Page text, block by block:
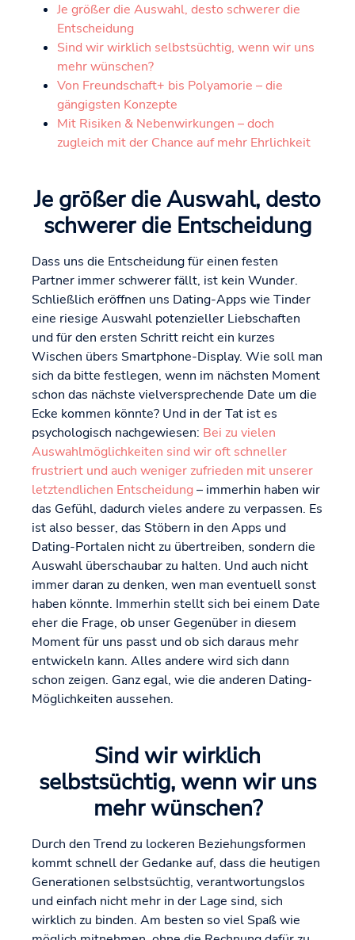
Je größer die Auswahl, desto schwerer die
Entscheidung
Sind wir wirklich selbstsüchtig, wenn wir uns
mehr wünschen?
Von Freundschaft+ bis Polyamorie – die
gängigsten Konzepte
Mit Risiken & Nebenwirkungen – doch
zugleich mit der Chance auf mehr Ehrlichkeit
Je größer die Auswahl, desto
schwerer die Entscheidung
Dass uns die Entscheidung für einen festen
Partner immer schwerer fällt, ist kein Wunder.
Schließlich eröffnen uns Dating-Apps wie Tinder
eine riesige Auswahl potenzieller Liebschaften
und für den ersten Schritt reicht ein kurzes
Wischen übers Smartphone-Display. Wie soll man
sich da bitte festlegen, wenn im nächsten Moment
schon das nächste vielversprechende Date um die
Ecke kommen könnte? Und in der Tat ist es
psychologisch nachgewiesen: Bei zu vielen
Auswahlmöglichkeiten sind wir oft schneller
frustriert und auch weniger zufrieden mit unserer
letztendlichen Entscheidung– immerhin haben wir
das Gefühl, dadurch vieles andere zu verpassen. Es
ist also besser, das Stöbern in den Apps und
Dating-Portalen nicht zu übertreiben, sondern die
Auswahl überschaubar zu halten. Und auch nicht
immer daran zu denken, wen man eventuell sonst
haben könnte. Immerhin stellt sich bei einem Date
eher die Frage, ob unser Gegenüber in diesem
Moment für uns passt und ob sich daraus mehr
entwickeln kann. Alles andere wird sich dann
schon zeigen. Ganz egal, wie die anderen Dating-
Möglichkeiten aussehen.
Sind wir wirklich
selbstsüchtig, wenn wir uns
mehr wünschen?
Durch den Trend zu lockeren Beziehungsformen
kommt schnell der Gedanke auf, dass die heutigen
Generationen selbstsüchtig, verantwortungslos
und einfach nicht mehr in der Lage sind, sich
wirklich zu binden. Am besten so viel Spaß wie